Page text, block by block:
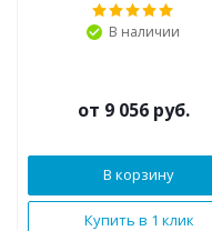
В наличии
от 9 056 руб.
В корзину
Купить в 1 клик